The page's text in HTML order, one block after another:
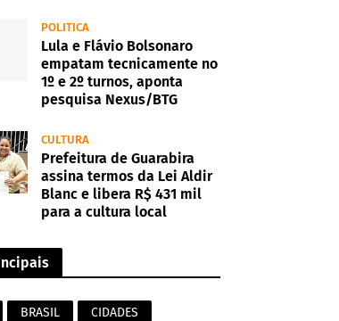
POLITICA
Lula e Flávio Bolsonaro
empatam tecnicamente no
1º e 2º turnos, aponta
pesquisa Nexus/BTG
CULTURA
Prefeitura de Guarabira
assina termos da Lei Aldir
Blanc e libera R$ 431 mil
para a cultura local
BRASIL
CIDADES